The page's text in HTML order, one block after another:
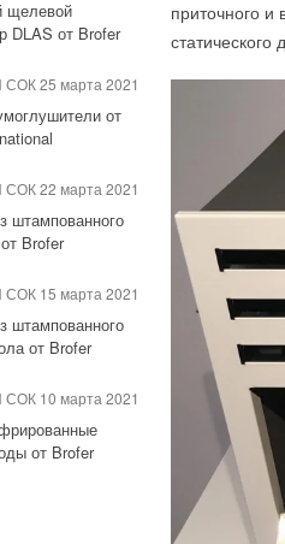
щелевой
DLAS от Brofer
25 марта 2021
от
22 марта 2021
штампованного
Brofer
15 марта 2021
штампованного
от Brofer
10 марта 2021
от Brofer
приточного
статического
Fest 2026» в
свыше 700
31 июля 2026
иностранных
месяц в России
панели в МКД
или
+7 (985) 935-